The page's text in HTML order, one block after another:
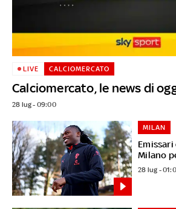
Calciomercato, le news di
LIVE CALCIOMERCATO
28 lug - 09:00
Emissari
Milano
MILAN
28 lug -